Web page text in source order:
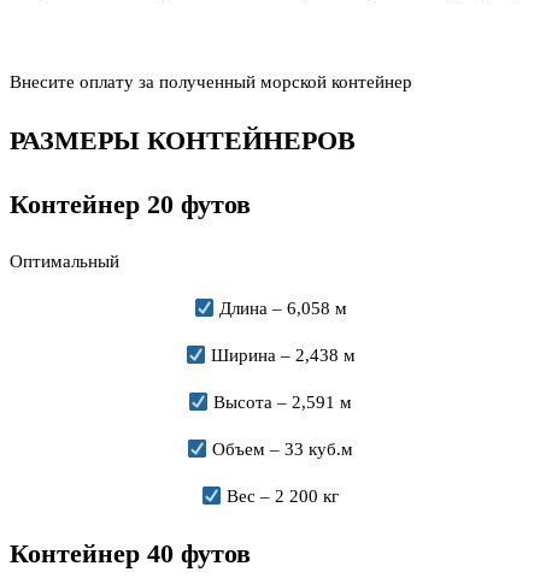
Внесите оплату за полученный морской контейнер
РАЗМЕРЫ КОНТЕЙНЕРОВ
Контейнер 20 футов
Оптимальный
Длина – 6,058 м
Ширина – 2,438 м
Высота – 2,591 м
Объем – 33 куб.м
Вес – 2 200 кг
Контейнер 40 футов